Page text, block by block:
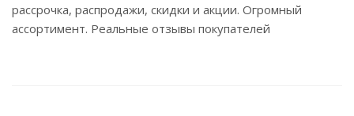
рассрочка, распродажи, скидки и акции. Огромный
ассортимент. Реальные отзывы покупателей